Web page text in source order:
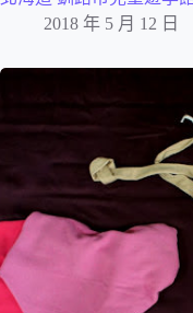
2018 年 5 月 12 日